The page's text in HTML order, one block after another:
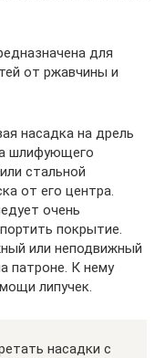
для
от ржавчины и
насадка на дрель
шлифующего
стальной
от его центра.
очень
покрытие.
или неподвижный
патроне. К нему
липучек.
насадки с